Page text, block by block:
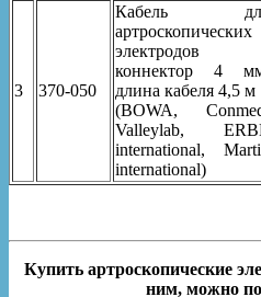
3 370-050
Кабель
артроскопических
электродов
коннектор 4
длина кабеля 4,5 м
(BOWA,
Valleylab,
international,
international)
Купить артроскопические
ним, можно